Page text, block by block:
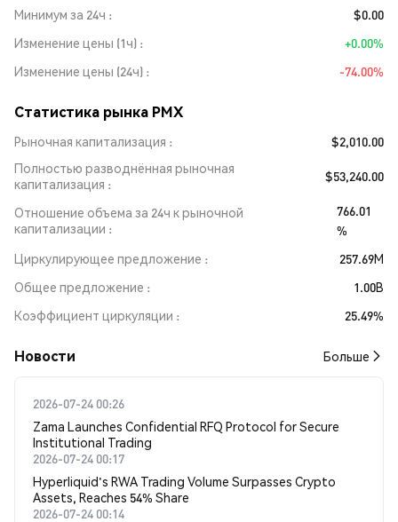
Минимум за 24ч
$0.00
Изменение цены (1ч)
+0.00%
Изменение цены (24ч)
-74.00%
Статистика рынка PMX
Рыночная капитализация
$2,010.00
Полностью разводнённая рыночная
капитализация
$53,240.00
Отношение объема за 24ч к рыночной
капитализации
766.01
%
Циркулирующее предложение
257.69M
Общее предложение
1.00B
Коэффициент циркуляции
25.49%
Новости Больше
2026-07-24 00:26
Zama Launches Confidential RFQ Protocol for Secure
Institutional Trading
2026-07-24 00:17
Hyperliquid's RWA Trading Volume Surpasses Crypto
Assets, Reaches 54% Share
2026-07-24 00:14